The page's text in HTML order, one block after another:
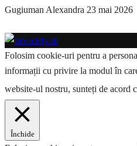
Gugiuman Alexandra 23 mai 2026
Folosim cookie-uri pentru a
informații cu privire la modul în
website-ul nostru, sunteți de acord
Închide